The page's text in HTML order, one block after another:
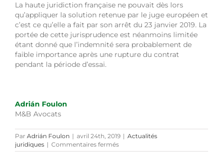
La haute juridiction française ne pouvait dès lors
qu’appliquer la solution retenue par le juge européen et
c’est ce qu’elle a fait par son arrêt du 23 janvier 2019. La
portée de cette jurisprudence est néanmoins limitée
étant donné que l’indemnité sera probablement de
faible importance après une rupture du contrat
pendant la période d’essai.
Adrián Foulon
M&B Avocats
Par Adrián Foulon | avril 24th, 2019 | Actualités
juridiques | Commentaires ferméssur
Le